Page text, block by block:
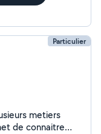
Particulier
de connaitre